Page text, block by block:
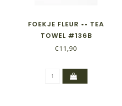
FOEKJE FLEUR •• TEA
TOWEL #136B
CHECKERED CHECK
€11,90